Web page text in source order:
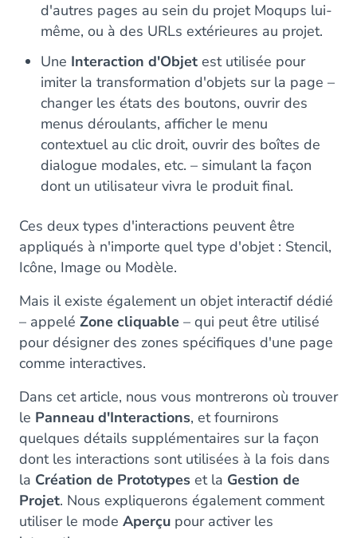
d'autres pages au sein du projet Moqups lui-
même, ou à des URLs extérieures au projet.
Une Interaction d'Objet est utilisée pour
imiter la transformation d'objets sur la page –
changer les états des boutons, ouvrir des
menus déroulants, afficher le menu
contextuel au clic droit, ouvrir des boîtes de
dialogue modales, etc. – simulant la façon
dont un utilisateur vivra le produit final.
Ces deux types d'interactions peuvent être
appliqués à n'importe quel type d'objet : Stencil,
Icône, Image ou Modèle.
Mais il existe également un objet interactif dédié
– appelé Zone cliquable – qui peut être utilisé
pour désigner des zones spécifiques d'une page
comme interactives.
Dans cet article, nous vous montrerons où trouver
le Panneau d'Interactions, et fournirons
quelques détails supplémentaires sur la façon
dont les interactions sont utilisées à la fois dans
la Création de Prototypes et la Gestion de
Projet. Nous expliquerons également comment
utiliser le mode Aperçu pour activer les